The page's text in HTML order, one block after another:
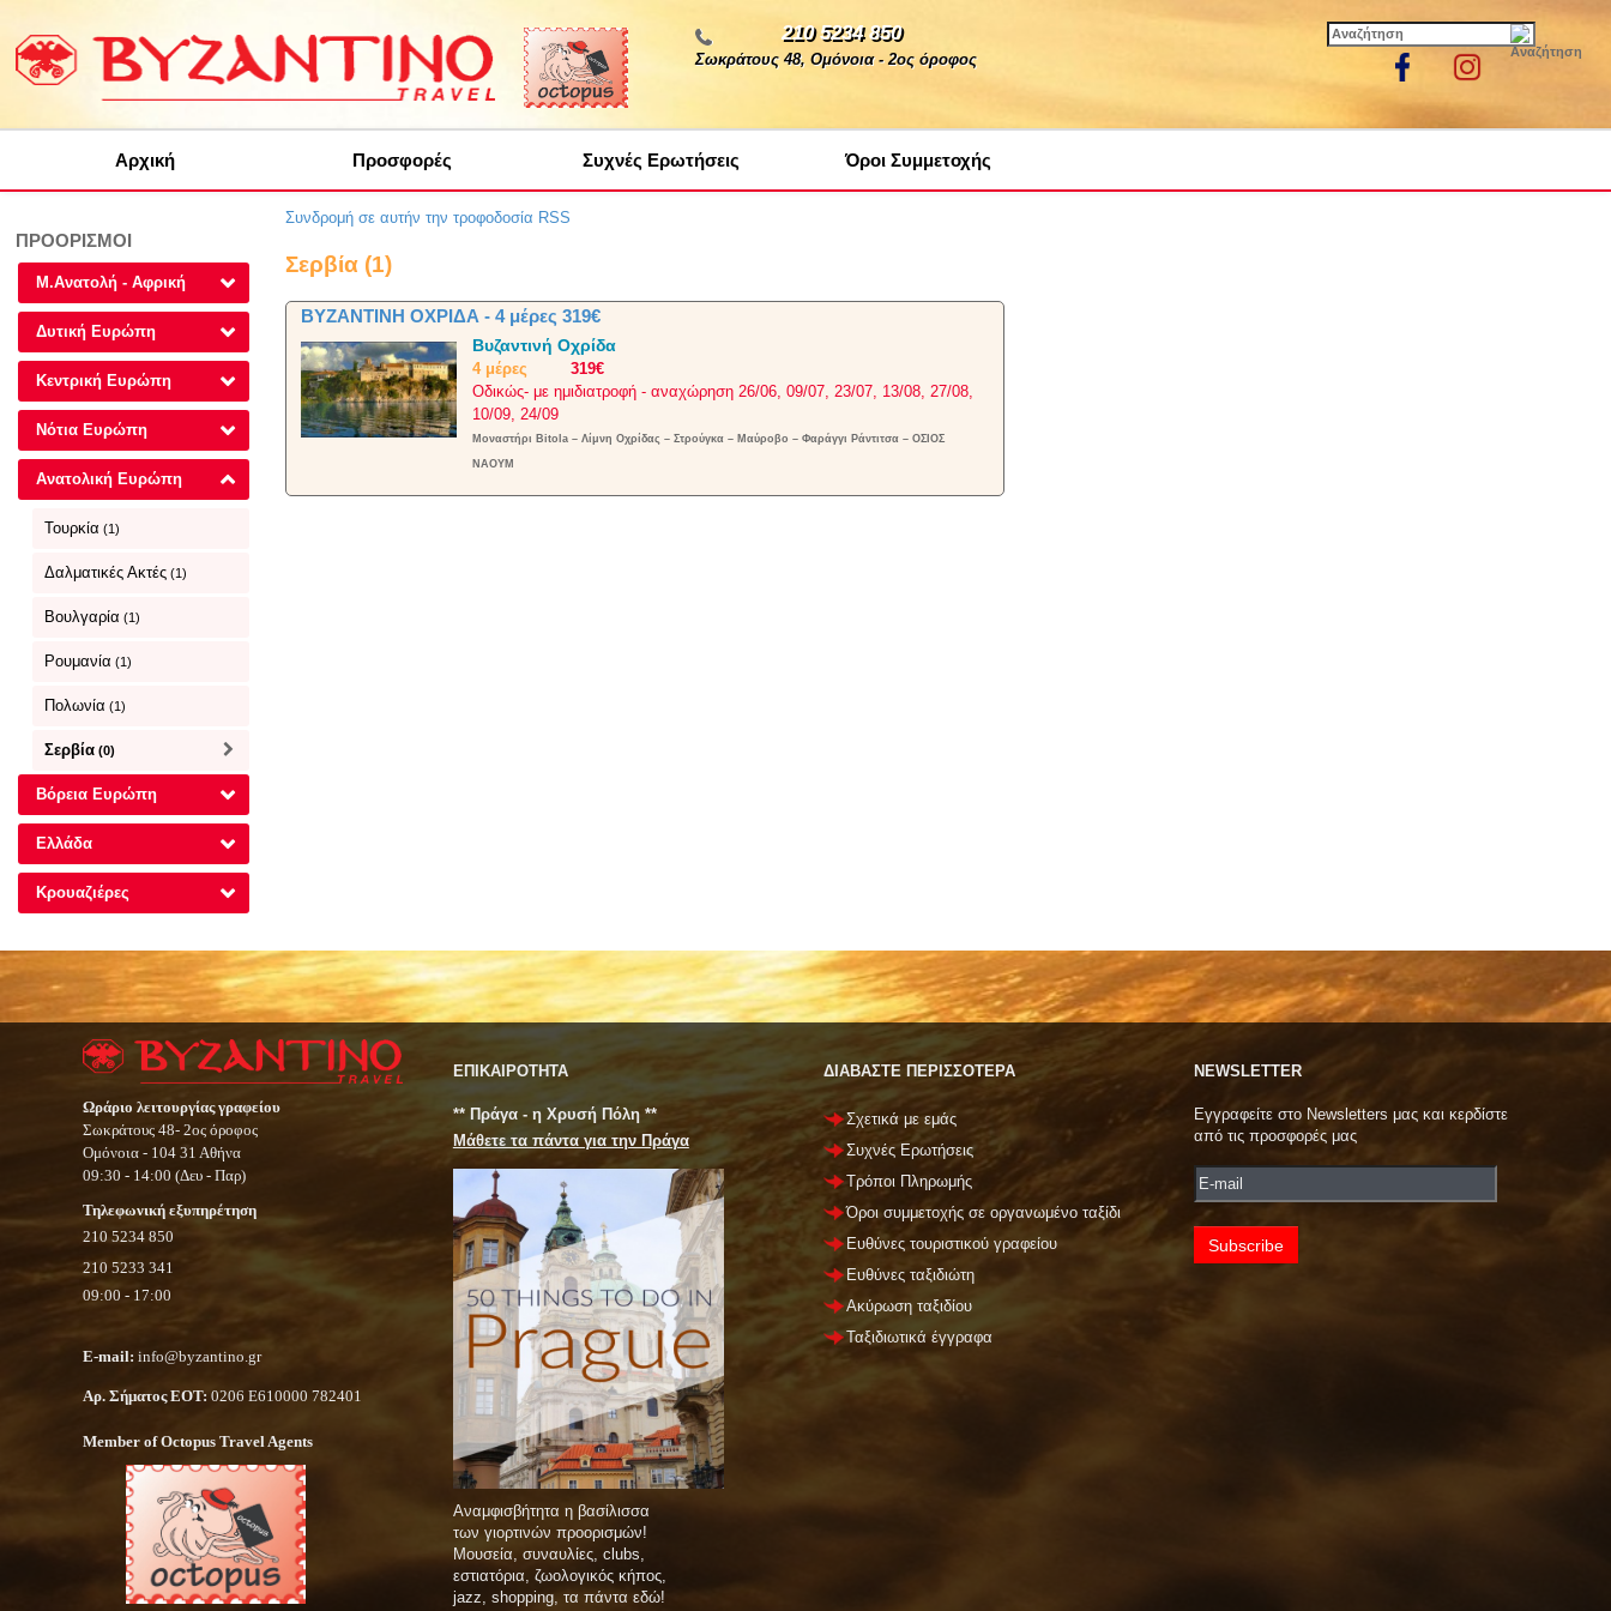
210 5234 850
Σωκράτους 48, Ομόνοια - 2ος όροφος
Αρχική Προσφορές Συχνές Ερωτήσεις Όροι Συμμετοχής
ΠΡΟΟΡΙΣΜΟΙ
Μ.Ανατολή - Αφρική
Δυτική Ευρώπη
Κεντρική Ευρώπη
Νότια Ευρώπη
Ανατολική Ευρώπη
Τουρκία (1)
Δαλματικές Ακτές (1)
Βουλγαρία (1)
Ρουμανία (1)
Πολωνία (1)
Σερβία (0)
Βόρεια Ευρώπη
Ελλάδα
Κρουαζιέρες
Συνδρομή σε αυτήν την τροφοδοσία RSS
Σερβία (1)
ΒΥΖΑΝΤΙΝΗ ΟΧΡΙΔΑ - 4 μέρες 319€
Βυζαντινή Οχρίδα
4 μέρες
319€
Οδικώς- με ημιδιατροφή - αναχώρηση 26/06, 09/07, 23/07, 13/08, 27/08,
10/09, 24/09
Μοναστήρι Bitola – Λίμνη Οχρίδας – Στρούγκα – Μαύροβο – Φαράγγι Ράντιτσα – ΟΣΙΟΣ
ΝΑΟΥΜ
Ωράριο λειτουργίας γραφείου
Σωκράτους 48- 2ος όροφος
Ομόνοια - 104 31 Αθήνα
09:30 - 14:00 (Δευ - Παρ)
Τηλεφωνική εξυπηρέτηση
210 5234 850
210 5233 341
09:00 - 17:00
E-mail: info@byzantino.gr
Αρ. Σήματος ΕΟΤ: 0206 Ε610000 782401
Member of Octopus Travel Agents
ΕΠΙΚΑΙΡΟΤΗΤΑ
** Πράγα - η Χρυσή Πόλη **
Μάθετε τα πάντα για την Πράγα
Αναμφισβήτητα η βασίλισσα
των γιορτινών προορισμών!
Μουσεία, συναυλίες, clubs,
εστιατόρια, ζωολογικός κήπος,
jazz, shopping, τα πάντα εδώ!
ΔΙΑΒΑΣΤΕ ΠΕΡΙΣΣΟΤΕΡΑ
Σχετικά με εμάς
Συχνές Ερωτήσεις
Τρόποι Πληρωμής
Όροι συμμετοχής σε οργανωμένο ταξίδι
Ευθύνες τουριστικού γραφείου
Ευθύνες ταξιδιώτη
Ακύρωση ταξιδίου
Ταξιδιωτικά έγγραφα
NEWSLETTER
Εγγραφείτε στο Newsletters μας και κερδίστε
από τις προσφορές μας